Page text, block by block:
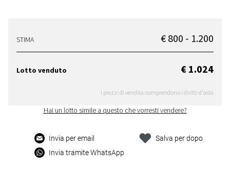
STIMA € 800 - 1.200
Lotto venduto € 1.024
I prezzi di vendita comprendono i diritti d'asta
Hai un lotto simile a questo che vorresti vendere?
Invia per email
Invia tramite WhatsApp
Salva per dopo